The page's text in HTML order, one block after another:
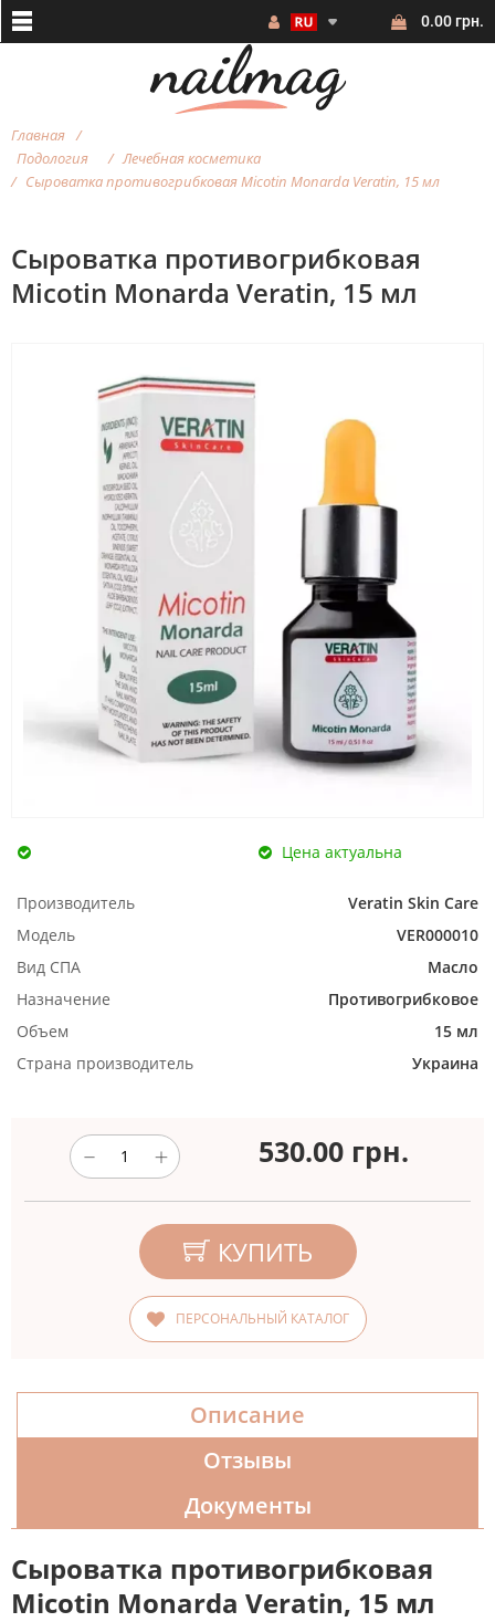
0.00 грн.
Главная
Подология
Лечебная косметика
Cыроватка противогрибковая Micotin Monarda Veratin, 15 мл
Cыроватка противогрибковая
Micotin Monarda Veratin, 15 мл
Цена актуальна
Производитель
Veratin Skin Care
Модель
VER000010
Вид СПА
Масло
Назначение
Противогрибковое
Объем
15 мл
Страна производитель
Украина
530.00 грн.
КУПИТЬ
ПЕРСОНАЛЬНЫЙ КАТАЛОГ
Описание
Отзывы
Документы
Cыроватка противогрибковая
Micotin Monarda Veratin, 15 мл